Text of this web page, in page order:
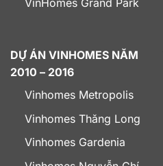
VinHomes Grand Park
DỰ ÁN VINHOMES NĂM
2010 – 2016
Vinhomes Metropolis
Vinhomes Thăng Long
Vinhomes Gardenia